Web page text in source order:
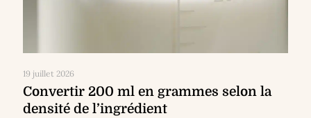
19 juillet 2026
Convertir 200 ml en grammes selon la
densité de l’ingrédient